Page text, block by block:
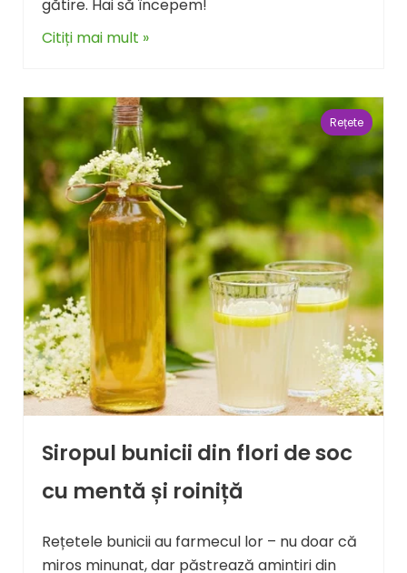
gătire. Hai să începem!
Citiți mai mult »
Rețete
Siropul bunicii din flori de soc
cu mentă și roiniță
Rețetele bunicii au farmecul lor – nu doar că
miros minunat, dar păstrează amintiri din